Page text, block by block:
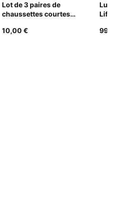
Lot de 3 paires de
chaussettes courtes
10,00 €